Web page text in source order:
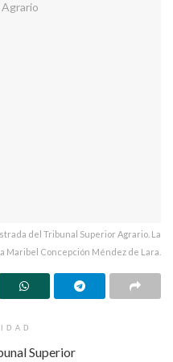
del Tribunal Superior Agrario. La
Maribel Concepción Méndez de Lara.